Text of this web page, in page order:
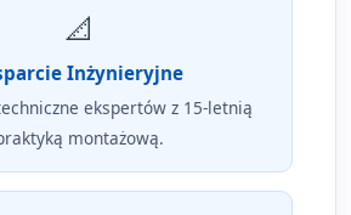
📐
Inżynieryjne
ekspertów z 15-letnią
montażową.